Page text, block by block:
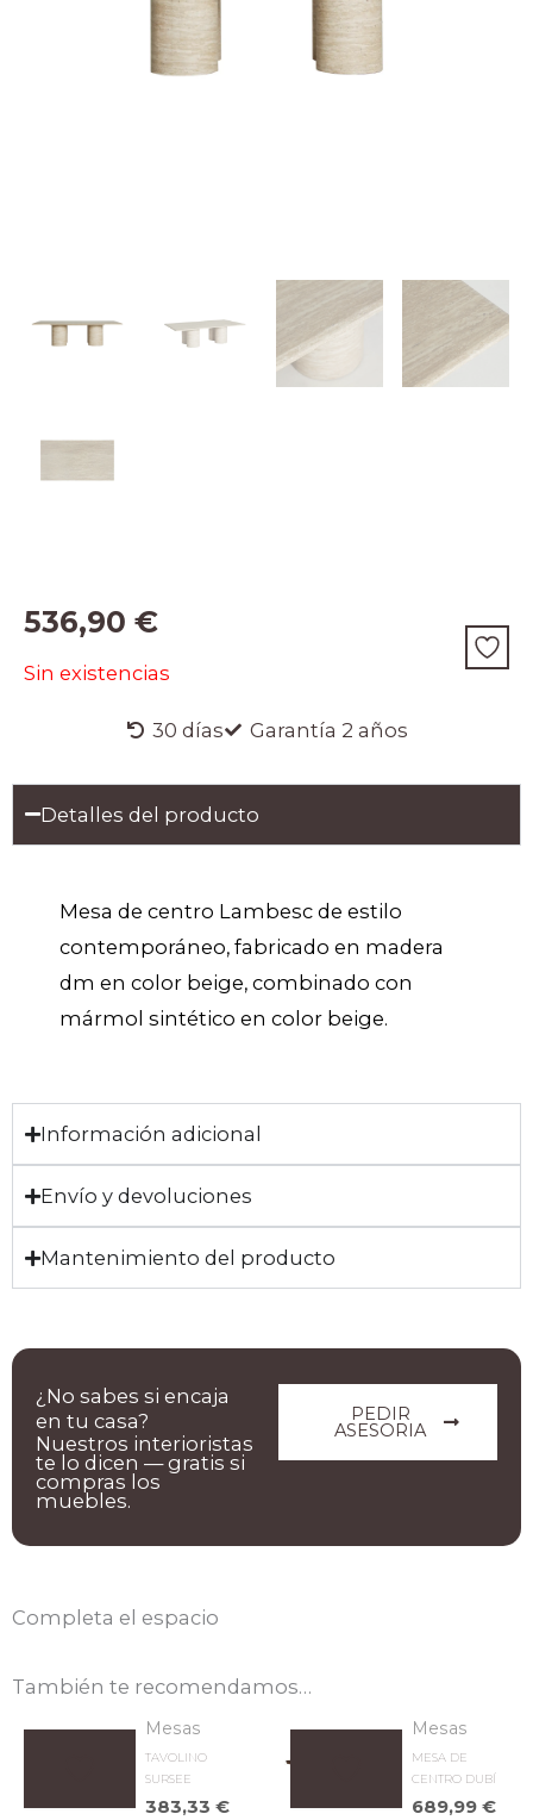
536,90 €
Sin existencias
30 días Garantía 2 años
Detalles del producto
Mesa de centro Lambesc de estilo
contemporáneo, fabricado en madera
dm en color beige, combinado con
mármol sintético en color beige.
Información adicional
Envío y devoluciones
Mantenimiento del producto
PEDIR
ASESORIA
¿No sabes si encaja
en tu casa?
Nuestros interioristas
te lo dicen — gratis si
compras los
muebles.
Completa el espacio
También te recomendamos…
Mesas
TAVOLINO
SURSEE
383,33€
Mesas
MESA DE
CENTRO DUBÍ
689,99€